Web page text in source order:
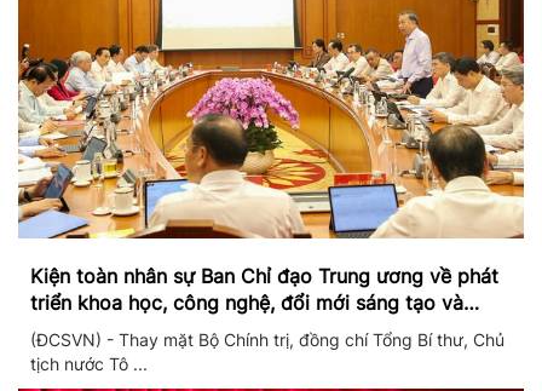
Kiện toàn nhân sự Ban Chỉ đạo Trung ương về phát
triển khoa học, công nghệ, đổi mới sáng tạo và
chuyển đổi số
(ĐCSVN) - Thay mặt Bộ Chính trị, đồng chí Tổng Bí thư, Chủ
tịch nước Tô ...